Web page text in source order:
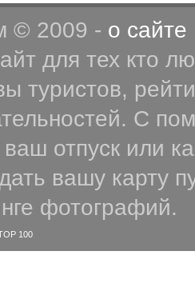
© 2009 - о сайте
для тех кто
туристов,
С
отпуск или
вашу карту
фотографий.